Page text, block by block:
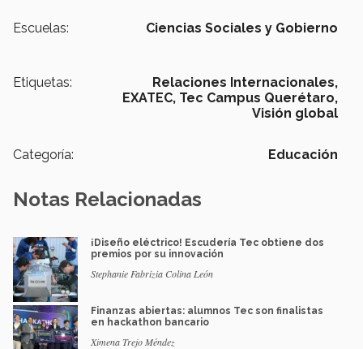
Escuelas: Ciencias Sociales y Gobierno
Etiquetas:
Relaciones Internacionales,
EXATEC, Tec Campus Querétaro,
Visión global
Categoría: Educación
Notas Relacionadas
¡Diseño eléctrico! Escudería Tec obtiene dos
premios por su innovación
Stephanie Fabrizia Colina León
Finanzas abiertas: alumnos Tec son finalistas
en hackathon bancario
Ximena Trejo Méndez